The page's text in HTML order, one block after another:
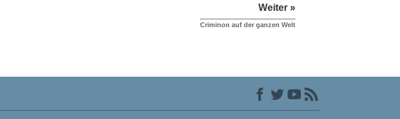
Weiter »
Criminon auf der ganzen Welt